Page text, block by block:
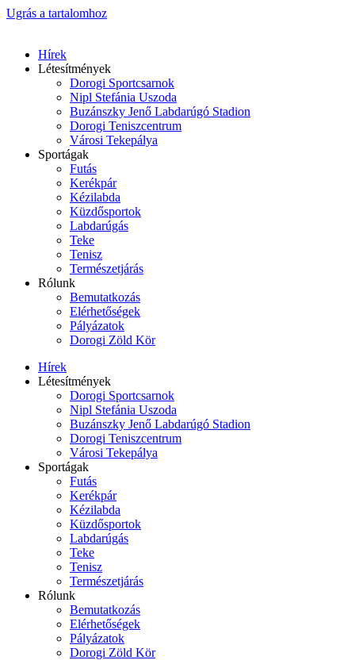
Ugrás a tartalomhoz
Hírek
Létesítmények
Dorogi Sportcsarnok
Nipl Stefánia Uszoda
Buzánszky Jenő Labdarúgó Stadion
Dorogi Teniszcentrum
Városi Tekepálya
Sportágak
Futás
Kerékpár
Kézilabda
Küzdősportok
Labdarúgás
Teke
Tenisz
Természetjárás
Rólunk
Bemutatkozás
Elérhetőségek
Pályázatok
Dorogi Zöld Kör
Hírek
Létesítmények
Dorogi Sportcsarnok
Nipl Stefánia Uszoda
Buzánszky Jenő Labdarúgó Stadion
Dorogi Teniszcentrum
Városi Tekepálya
Sportágak
Futás
Kerékpár
Kézilabda
Küzdősportok
Labdarúgás
Teke
Tenisz
Természetjárás
Rólunk
Bemutatkozás
Elérhetőségek
Pályázatok
Dorogi Zöld Kör